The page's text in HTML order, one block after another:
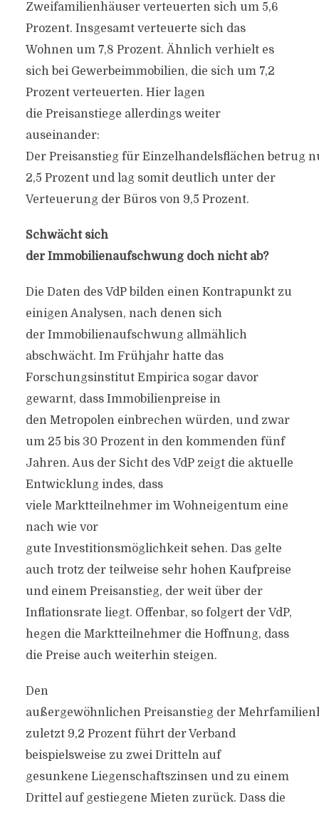
Zweifamilienhäuser verteuerten sich um 5,6
Prozent. Insgesamt verteuerte sich das
Wohnen um 7,8 Prozent. Ähnlich verhielt es
sich bei Gewerbeimmobilien, die sich um 7,2
Prozent verteuerten. Hier lagen
die Preisanstiege allerdings weiter
auseinander:
Der Preisanstieg für Einzelhandelsflächen betrug
2,5 Prozent und lag somit deutlich unter der
Verteuerung der Büros von 9,5 Prozent.
Schwächt sich
der Immobilienaufschwung doch nicht ab?
Die Daten des VdP bilden einen Kontrapunkt zu
einigen Analysen, nach denen sich
der Immobilienaufschwung allmählich
abschwächt. Im Frühjahr hatte das
Forschungsinstitut Empirica sogar davor
gewarnt, dass Immobilienpreise in
den Metropolen einbrechen würden, und zwar
um 25 bis 30 Prozent in den kommenden fünf
Jahren. Aus der Sicht des VdP zeigt die aktuelle
Entwicklung indes, dass
viele Marktteilnehmer im Wohneigentum eine
nach wie vor
gute Investitionsmöglichkeit sehen. Das gelte
auch trotz der teilweise sehr hohen Kaufpreise
und einem Preisanstieg, der weit über der
Inflationsrate liegt. Offenbar, so folgert der VdP,
hegen die Marktteilnehmer die Hoffnung, dass
die Preise auch weiterhin steigen.
Den
außergewöhnlichen Preisanstieg der
zuletzt 9,2 Prozent führt der Verband
beispielsweise zu zwei Dritteln auf
gesunkene Liegenschaftszinsen und zu einem
Drittel auf gestiegene Mieten zurück. Dass die